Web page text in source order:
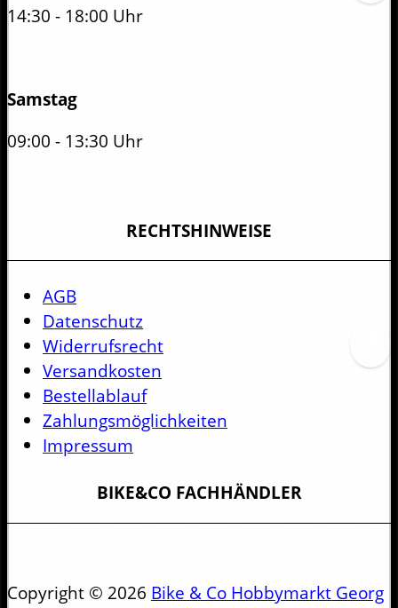
14:30 - 18:00 Uhr
Samstag
09:00 - 13:30 Uhr
RECHTSHINWEISE
AGB
Datenschutz
Widerrufsrecht
Versandkosten
Bestellablauf
Zahlungsmöglichkeiten
Impressum
BIKE&CO FACHHÄNDLER
Copyright © 2026 Bike & Co Hobbymarkt Georg